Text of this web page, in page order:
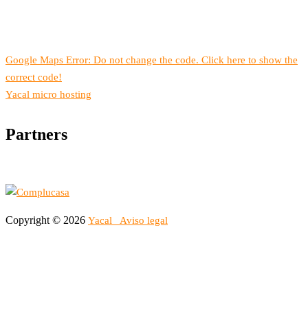
Google Maps Error: Do not change the code. Click here to show the
correct code!
Yacal micro hosting
Partners
Copyright © 2026 Yacal Aviso legal